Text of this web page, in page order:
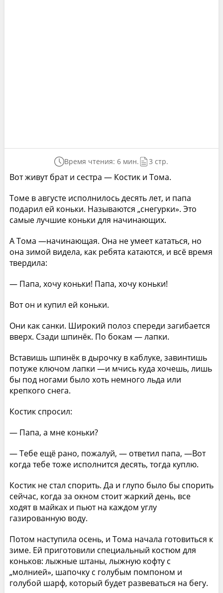
Время чтения: 6 мин. 3 стр.
Вот живут брат и сестра — Костик и Тома.
Томе в августе исполнилось десять лет, и папа
подарил ей коньки. Называются „снегурки». Это
самые лучшие коньки для начинающих.
А Тома —начинающая. Она не умеет кататься, но
она зимой видела, как ребята катаются, и всё время
твердила:
— Папа, хочу коньки! Папа, хочу коньки!
Вот он и купил ей коньки.
Они как санки. Широкий полоз спереди загибается
вверх. Сзади шпинёк. По бокам — лапки.
Вставишь шпинёк в дырочку в каблуке, завинтишь
потуже ключом лапки —и мчись куда хочешь, лишь
бы под ногами было хоть немного льда или
крепкого снега.
Костик спросил:
— Папа, а мне коньки?
— Тебе ещё рано, пожалуй, — ответил папа, —Вот
когда тебе тоже исполнится десять, тогда куплю.
Костик не стал спорить. Да и глупо было бы спорить
сейчас, когда за окном стоит жаркий день, все
ходят в майках и пьют на каждом углу
газированную воду.
Потом наступила осень, и Тома начала готовиться к
зиме. Ей приготовили специальный костюм для
коньков: лыжные штаны, лыжную кофту с
„молнией», шапочку с голубым помпоном и
голубой шарф, который будет развеваться на бегу.